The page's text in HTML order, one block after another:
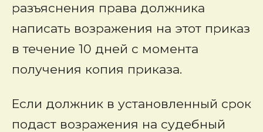
разъяснения права должника
написать возражения на этот приказ
в течение 10 дней с момента
получения копия приказа.
Если должник в установленный срок
подаст возражения на судебный